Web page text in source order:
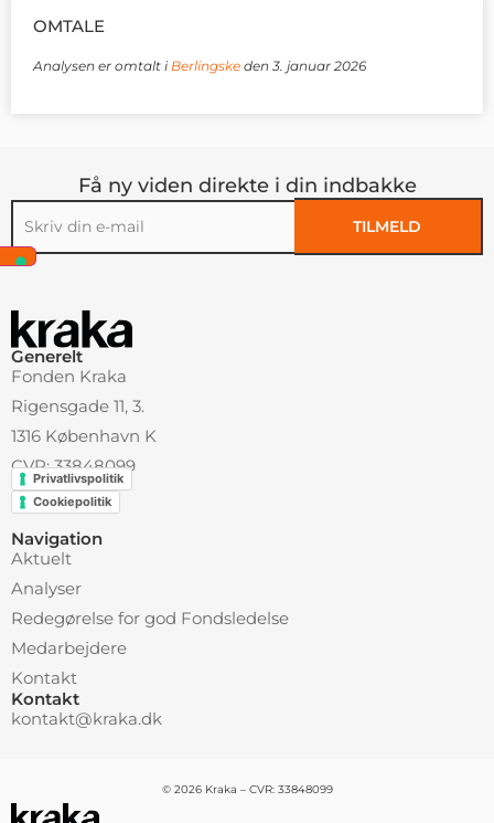
OMTALE
Analysen er omtalt i Berlingske den 3. januar 2026
Få ny viden direkte i din indbakke
TILMELD
Alternative:
Generelt
Fonden Kraka
Rigensgade 11, 3.
1316 København K
CVR: 33848099
Privatlivspolitik
Cookiepolitik
Navigation
Aktuelt
Analyser
Redegørelse for god Fondsledelse
Medarbejdere
Kontakt
Kontakt
kontakt@kraka.dk
© 2026 Kraka – CVR: 33848099